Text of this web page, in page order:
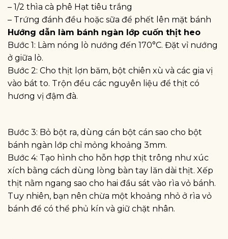
– 1/2 thìa cà phê Hạt tiêu trắng
– Trứng đánh đều hoặc sữa để phết lên mặt bánh
Hướng dẫn làm bánh ngàn lớp cuốn thịt heo
Bước 1: Làm nóng lò nướng đến 170°C. Đặt vỉ nướng
ở giữa lò.
Bước 2: Cho thịt lợn băm, bột chiên xù và các gia vị
vào bát to. Trộn đều các nguyên liệu để thịt có
hương vị đậm đà.
Bước 3: Bỏ bột ra, dùng cán bột cán sao cho bột
bánh ngàn lớp chỉ mỏng khoảng 3mm.
Bước 4: Tạo hình cho hỗn hợp thịt trông như xúc
xích bằng cách dùng lòng bàn tay lăn dài thịt. Xếp
thịt nằm ngang sao cho hai đầu sát vào rìa vỏ bánh.
Tuy nhiên, bạn nên chừa một khoảng nhỏ ở rìa vỏ
bánh để có thể phủ kín và giữ chặt nhân.